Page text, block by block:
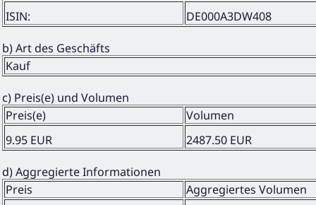
ISIN:
DE000A3DW408
b) Art des Geschäfts
Kauf
c) Preis(e) und Volumen
Preis(e)
Volumen
9.95 EUR
2487.50 EUR
d) Aggregierte Informationen
Preis
Aggregiertes Volumen